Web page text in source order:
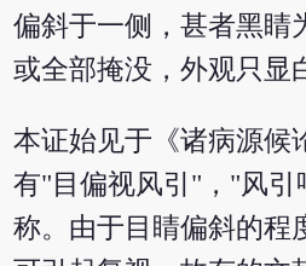
偏斜于一侧，甚者黑睛
或全部掩没，外观只显
本证始见于《诸病源候
有"目偏视风引"，"风引
称。由于目睛偏斜的程